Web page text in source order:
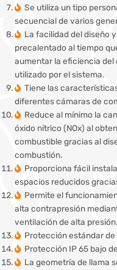
Se utiliza un tipo
secuencial de varios
La facilidad del diseño
precalentado al tiempo
aumentar la eficiencia
utilizado por el sistema.
Tiene las
diferentes cámaras de
Reduce al mínimo la
óxido nítrico (NOx) al
combustible gracias al
combustión.
Proporciona fácil
espacios reducidos
Permite el
alta contrapresión
ventilación de alta presión.
Protección estándar
Protección IP 65 bajo
La geometría de llama